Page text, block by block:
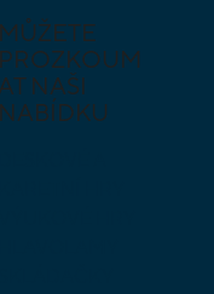
MŮŽETE
PROZKOUM
AT NAŠI
NABÍDKU